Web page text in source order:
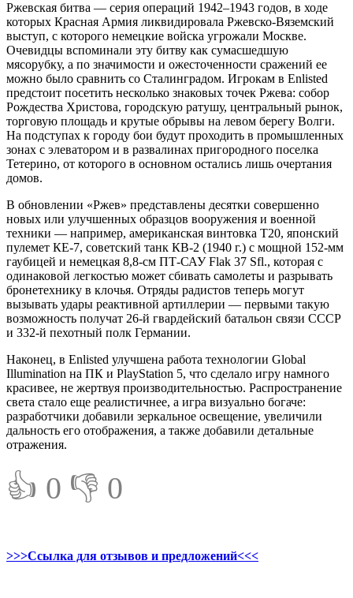
Ржевская битва — серия операций 1942–1943 годов, в ходе
которых Красная Армия ликвидировала Ржевско-Вяземский
выступ, с которого немецкие войска угрожали Москве.
Очевидцы вспоминали эту битву как сумасшедшую
мясорубку, а по значимости и ожесточенности сражений ее
можно было сравнить со Сталинградом. Игрокам в Enlisted
предстоит посетить несколько знаковых точек Ржева: собор
Рождества Христова, городскую ратушу, центральный рынок,
торговую площадь и крутые обрывы на левом берегу Волги.
На подступах к городу бои будут проходить в промышленных
зонах с элеватором и в развалинах пригородного поселка
Тетерино, от которого в основном остались лишь очертания
домов.
В обновлении «Ржев» представлены десятки совершенно
новых или улучшенных образцов вооружения и военной
техники — например, американская винтовка Т20, японский
пулемет КЕ-7, советский танк КВ-2 (1940 г.) с мощной 152-мм
гаубицей и немецкая 8,8-см ПТ-САУ Flak 37 Sfl., которая с
одинаковой легкостью может сбивать самолеты и разрывать
бронетехнику в клочья. Отряды радистов теперь могут
вызывать удары реактивной артиллерии — первыми такую ​​
возможность получат 26-й гвардейский батальон связи СССР
и 332-й пехотный полк Германии.
Наконец, в Enlisted улучшена работа технологии Global
Illumination на ПК и PlayStation 5, что сделало игру намного
красивее, не жертвуя производительностью. Распространение
света стало еще реалистичнее, а игра визуально богаче:
разработчики добавили зеркальное освещение, увеличили
дальность его отображения, а также добавили детальные
отражения.
👍 0 👎 0
>>>Ссылка для отзывов и предложений<<<